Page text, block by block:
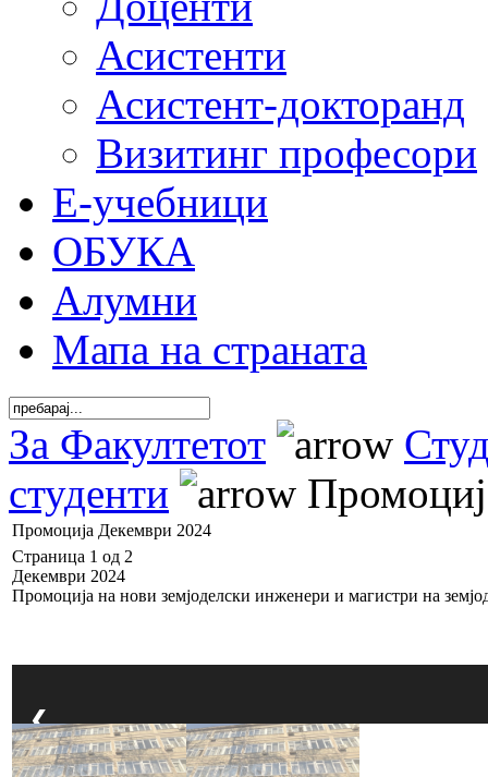
Асистенти
Асистент-докторанд
Визитинг професори
Е-учебници
ОБУКА
Алумни
Мапа на страната
За Факултетот
студенти
Промоција Декември 2024
Страница 1 од 2
Декември 2024
Промоција на нови земјоделски инженери и магистри на
❮